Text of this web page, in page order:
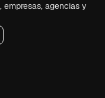
agencias y